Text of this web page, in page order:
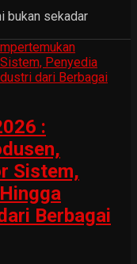
bukan sekadar
:
Sistem,
Berbagai